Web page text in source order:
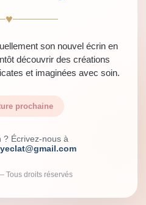
♥
son nouvel écrin en
découvrir des créations
et imaginées avec soin.
prochaine
? Écrivez-nous à
Tous droits réservés